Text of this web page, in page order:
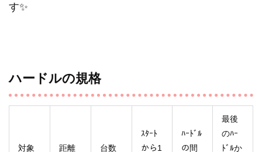
す✨
ハードルの規格
対象 距離 台数
ｽﾀｰﾄ
から1
ﾊｰﾄﾞﾙ
の間
最後
のﾊｰ
ﾄﾞﾙか